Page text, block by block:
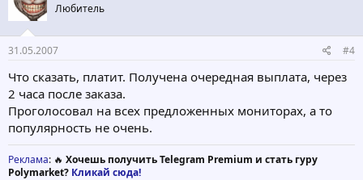
Любитель
31.05.2007 #4
Что сказать, платит. Получена очередная выплата, через
2 часа после заказа.
Проголосовал на всех предложенных мониторах, а то
популярность не очень.
Реклама: 🔥 Хочешь получить Telegram Premium и стать гуру
Polymarket? Кликай сюда!